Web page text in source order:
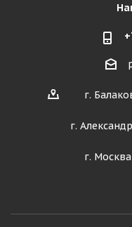
г.
г.
г.